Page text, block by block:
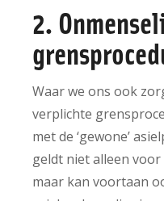
2.
Waar we ons ook
verplichte
met de ‘gewone’
geldt niet alleen voor
maar kan voortaan